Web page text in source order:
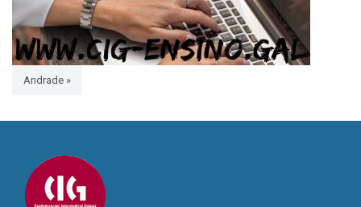
Andrade »